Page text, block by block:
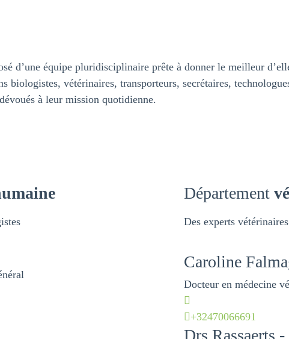
d’une équipe pluridisciplinaire prête à donner le meilleur
biologistes, vétérinaires, transporteurs, secrétaires,
à leur mission quotidienne.
Département
Des experts
Caroline
Docteur en médecine
+32470066691
Drs Rassaerts